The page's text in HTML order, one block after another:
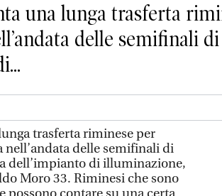
una lunga trasferta
delle semifinali
trasferta riminese per
nell’andata delle semifinali di
dell’impianto di illuminazione,
Moro 33. Riminesi che sono